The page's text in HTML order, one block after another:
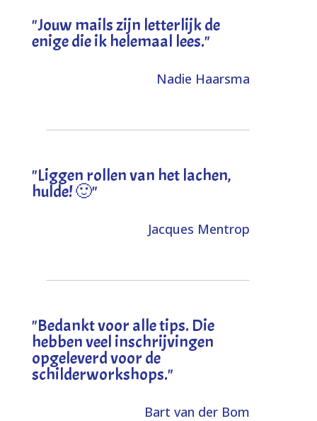
"Jouw mails zijn letterlijk de
enige die ik helemaal lees."
Nadie Haarsma
"Liggen rollen van het lachen,
hulde! 🙂"
Jacques Mentrop
"Bedankt voor alle tips. Die
hebben veel inschrijvingen
opgeleverd voor de
schilderworkshops."
Bart van der Bom